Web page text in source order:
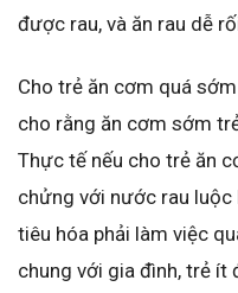
được rau, và ăn rau dễ
Cho trẻ ăn cơm quá
cho rằng ăn cơm sớm
Thực tế nếu cho trẻ ăn
chửng với nước rau luộc
tiêu hóa phải làm việc
chung với gia đình, trẻ